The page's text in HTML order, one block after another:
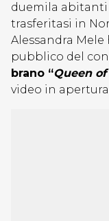
duemila abitanti
trasferitasi in
Alessandra
pubblico del
brano “Queen of
video in